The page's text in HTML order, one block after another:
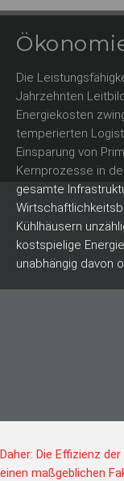
Die
Jahrzehnten
Energiekosten
temperierten
Einsparung von
Kernprozesse in
gesamte
Kühlhäusern
kostspielige
unabhängig davon
Daher: Die Effizienz
einen maßgeblichen